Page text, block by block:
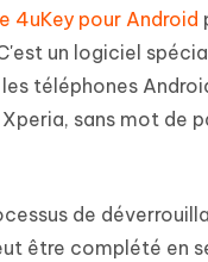
4uKey pour Android
un logiciel
téléphones
sans mot de
de
être complété en